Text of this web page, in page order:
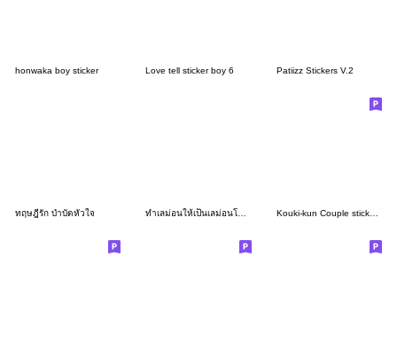
honwaka boy sticker Love tell sticker boy 6 Patiizz Stickers V.2
ทฤษฎีรัก บำบัดหัวใจ Kouki-kun Couple stickers 05